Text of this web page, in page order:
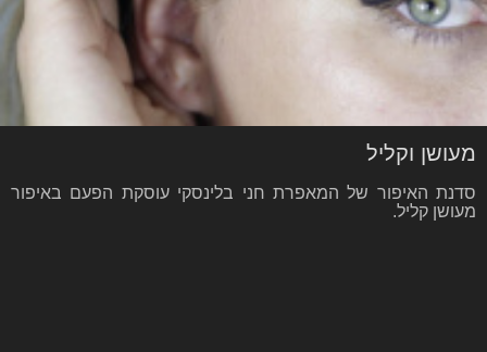
מעושן וקליל
סדנת האיפור של המאפרת חני בלינסקי עוסקת הפעם באיפור
מעושן קליל.